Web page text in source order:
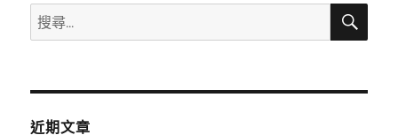
搜
尋
鍵
搜
近期文章